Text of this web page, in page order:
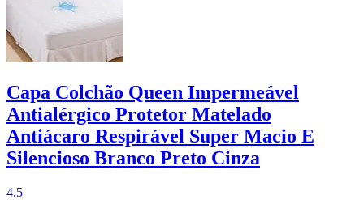
Capa Colchão Queen Impermeável
Antialérgico Protetor Matelado
Antiácaro Respirável Super Macio E
Silencioso Branco Preto Cinza
4.5